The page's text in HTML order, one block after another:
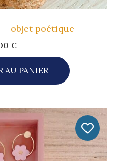
objet poétique
€
AU PANIER